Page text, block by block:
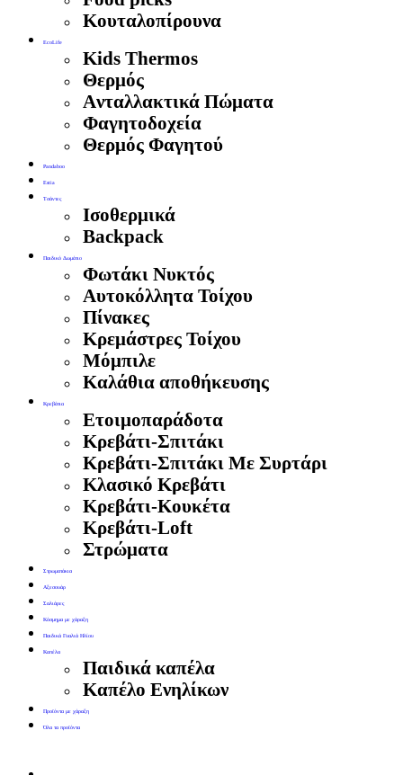
Κουταλοπίρουνα
EcoLife
Kids Thermos
Θερμός
Aνταλλακτικά Πώματα
Φαγητοδοχεία
Θερμός Φαγητού
Pandaboo
Estia
Τσάντες
Ισοθερμικά
Backpack
Παιδικό Δωμάτιο
Φωτάκι Νυκτός
Αυτοκόλλητα Τοίχου
Πίνακες
Κρεμάστρες Τοίχου
Μόμπιλε
Καλάθια αποθήκευσης
Κρεβάτια
Ετοιμοπαράδοτα
Κρεβάτι-Σπιτάκι
Κρεβάτι-Σπιτάκι Με Συρτάρι
Κλασικό Κρεβάτι
Κρεβάτι-Κουκέτα
Κρεβάτι-Loft
Στρώματα
Στρωματάκια
Αξεσουάρ
Σαλιάρες
Κόσμημα με χάραξη
Παιδικά Γυαλιά Ηλίου
Καπέλα
Παιδικά καπέλα
Καπέλο Ενηλίκων
Προϊόντα με χάραξη
Όλα τα προϊόντα